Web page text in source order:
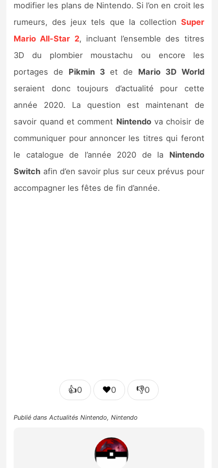
modifier les plans de Nintendo. Si l’on en croit les
rumeurs, des jeux tels que la collection Super
Mario All-Star 2, incluant l’ensemble des titres
3D du plombier moustachu ou encore les
portages de Pikmin 3 et de Mario 3D World
seraient donc toujours d’actualité pour cette
année 2020. La question est maintenant de
savoir quand et comment Nintendova choisir de
communiquer pour annoncer les titres qui feront
le catalogue de l’année 2020 de la Nintendo
Switch afin d’en savoir plus sur ceux prévus pour
accompagner les fêtes de fin d’année.
👍0 ❤️0 👎0
Publié dansActualités Nintendo,Nintendo